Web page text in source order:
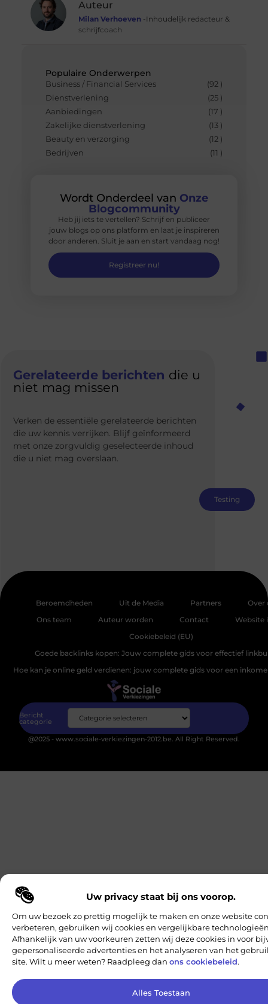
Uw privacy staat bij ons voorop.
Om uw bezoek zo prettig mogelijk te maken en onze website
verbeteren, gebruiken wij cookies en vergelijkbare
Afhankelijk van uw voorkeuren zetten wij deze cookies in voor
gepersonaliseerde advertenties en het analyseren van het
site. Wilt u meer weten? Raadpleeg dan ons cookiebeleid.
Alles Toestaan
Populaire Onderwerpen
Business / Financial Services
(92 )
Dienstverlening
(25 )
Aanbiedingen
(17 )
Zakelijke dienstverlening
(13 )
Beauty en verzorging
(12 )
Bedrijven
(11 )
Wordt Onderdeel van Onze
Blogcommunity
Heb jij iets te vertellen? Schrijf en publiceer
jouw blogs op ons platform en laat je inspireren
door anderen. Sluit je aan en start vandaag nog!
Registreer nu!
Auteur
Milan Verhoeven-Inhoudelijk redacteur &
schrijfcoach
Gerelateerde berichten die u
niet mag missen
Verken de essentiële gerelateerde berichten
die uw kennis verrijken. Blijf geïnformeerd
met onze zorgvuldig geselecteerde inhoud
die u niet mag overslaan.
Testing
Beroemdheden Uit de Media Partners
Over
Ons team
Auteur worden Contact
Website
Cookiebeleid (EU)
Goede backlinks kopen: Jouw complete gids voor effectief
Hoe kan je online geld verdienen: jouw complete gids voor een
Bericht
categorie
@2025 - www.sociale-verkiezingen-2012.be. All Right Reserved.